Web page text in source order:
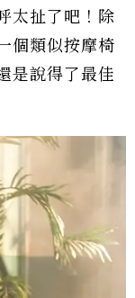
太扯了吧！除
個類似按摩椅
是說得了最佳